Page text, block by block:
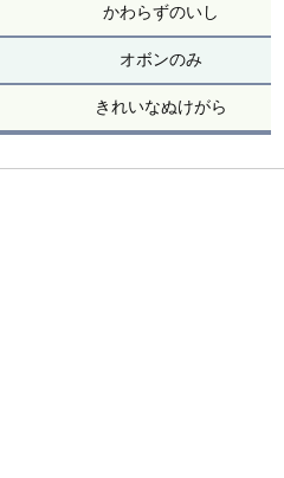
かわらずのいし
オボンのみ
きれいなぬけがら